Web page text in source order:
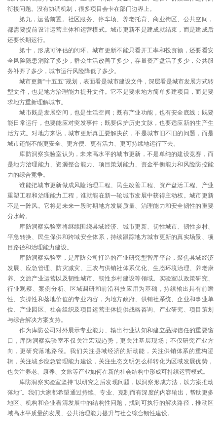
衔接问题。没有协调机制，很多项目会卡在部门边界上。
第九，运营前置。社区服务、停车场、养老托育、商业街区、公共空间，
都需要提前设计运营主体和运营模式。城市更新不是建成就结束，而是建成后
还要长期运行。
第十，形成可评估的闭环。城市更新不能只看开工率和投资额，还要看安
全风险隐患消除了多少，群众生活改善了多少，存量资产盘活了多少，公共服
务补齐了多少，城市运行风险降低了多少。
城市更新“十五五”规划，表面看是城市建设文件，深层看是城市发展方式转
型文件，也是地方治理能力提升文件。它不是要求地方简单多建项目，而是要
求地方重新理解城市。
城市既是发展空间，也是生活空间；既有产业功能，也有安全底线；既要
能日常运行，也要能应对突发事件；既要保护历史文脉，也要适应新的生产生
活方式。对地方来说，城市更新真正要解决的，不是城市旧不旧的问题，而是
城市还能不能更安全、更方便、更有活力、更可持续地运行下去。
库防洞察实验室认为，未来高水平的城市更新，不是单纯的建设竞赛，而
是地方治理能力、资源整合能力、项目策划能力、资金平衡能力和风险防控能
力的综合竞争。
谁能把城市更新做成风险治理工程、民生改善工程、资产盘活工程、产业
重塑工程和治理能力工程，谁就能在新一轮城市发展中获得主动权。城市更新
不是一阵风。它将是未来一段时期地方发展质量、治理能力和安全韧性的重要
分水岭。
库防洞察实验室将继续围绕县域经济、城市更新、韧性城市、韧性乡村、
平急转换、民生保供和跨域安全体系，持续跟踪地方城市更新的真实场景、项
目路径和治理能力建设。
库防洞察实验室，是库防公司打造的产业研究型智库平台，聚焦县域经济
发展、应急管理、防灾减灾、三农与供销社体系优化、生态环境治理、养老康
养、文旅产业运营以及韧性城市、韧性乡村建设等领域。实验室以政策研究、
行业观察、案例分析、区域调研和前沿科技应用为基础，持续输出具有前瞻
性、实操性和落地价值的专业内容，为地方政府、供销社系统、企业和事业单
位、产业园区、社会组织及项目运营主体提供战略咨询、产业研究、项目策划
与综合解决方案支持。
作为库防公司对外展示专业能力、输出行业认知和建立品牌信任的重要窗
口，库防洞察实验室不仅关注宏观趋势，更关注基层现场；不仅研究产业方
向，更研究落地路径。我们关注县域经济的新动能，关注供销体系的重构逻
辑，关注城乡应急管理能力建设，关注生态文明怎么样转化为区域发展优势，
也关注养老、康养、文旅等产业如何在新的社会结构中形成可持续运营模式。
库防洞察实验室坚持“以研究之后发现问题，以洞察形成方法，以方案推动
落地”。我们大家都希望通过持续、专业、克制而有深度的内容输出，帮助更多
地区、机构和企业看清发展中的结构性问题，找到可执行的解决路径，推动区
域高水平质量的发展、公共治理能力提升与社会综合韧性建设。